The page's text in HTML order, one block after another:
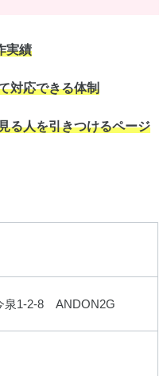
実績
対応できる体制
る人を引きつけるページ
泉1-2-8 ANDON2G